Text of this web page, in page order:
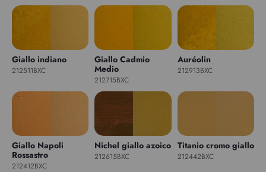
Giallo indiano
212511BXC
Giallo Cadmio
Medio
212715BXC
Auréolin
212913BXC
Giallo Napoli
Rossastro
212412BXC
Nichel giallo azoico
212615BXC
Titanio cromo giallo
212442BXC